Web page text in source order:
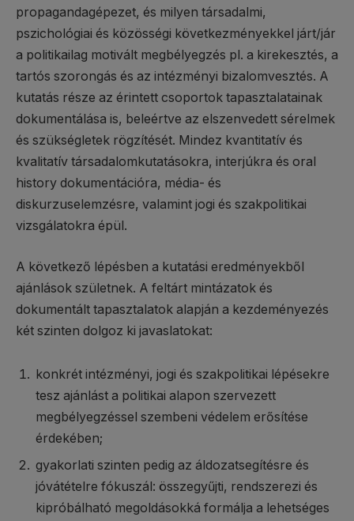
propagandagépezet, és milyen társadalmi,
pszichológiai és közösségi következményekkel járt/jár
a politikailag motivált megbélyegzés pl. a kirekesztés, a
tartós szorongás és az intézményi bizalomvesztés. A
kutatás része az érintett csoportok tapasztalatainak
dokumentálása is, beleértve az elszenvedett sérelmek
és szükségletek rögzítését. Mindez kvantitatív és
kvalitatív társadalomkutatásokra, interjúkra és oral
history dokumentációra, média- és
diskurzuselemzésre, valamint jogi és szakpolitikai
vizsgálatokra épül.
A következő lépésben a kutatási eredményekből
ajánlások születnek. A feltárt mintázatok és
dokumentált tapasztalatok alapján a kezdeményezés
két szinten dolgoz ki javaslatokat:
konkrét intézményi, jogi és szakpolitikai lépésekre
tesz ajánlást a politikai alapon szervezett
megbélyegzéssel szembeni védelem erősítése
érdekében;
gyakorlati szinten pedig az áldozatsegítésre és
jóvátételre fókuszál: összegyűjti, rendszerezi és
kipróbálható megoldásokká formálja a lehetséges